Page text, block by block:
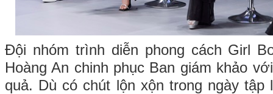
Đội nhóm trình diễn phong cách Girl
Hoàng An chinh phục Ban giám khảo
quả. Dù có chút lộn xộn trong ngày